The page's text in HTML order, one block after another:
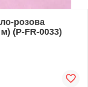
розова
(P-FR-0033)